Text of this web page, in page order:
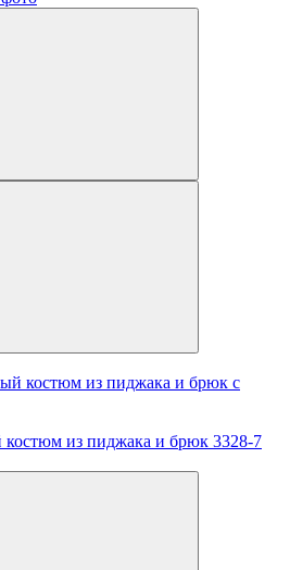
костюм из пиджака и брюк с